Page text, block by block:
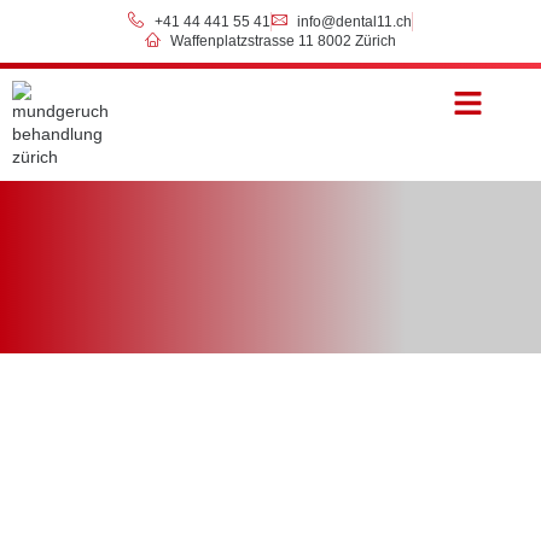
+41 44 441 55 41
info@dental11.ch
Waffenplatzstrasse 11 8002 Zürich